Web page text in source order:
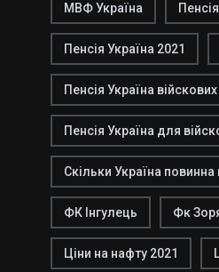
МВФ Україна
Пенсія Україна 2021
Пенсія Україна війскових
Пенсія Україна для
Скільки Україна
ФК Інгулець Фк
Ціни на нафту 2021